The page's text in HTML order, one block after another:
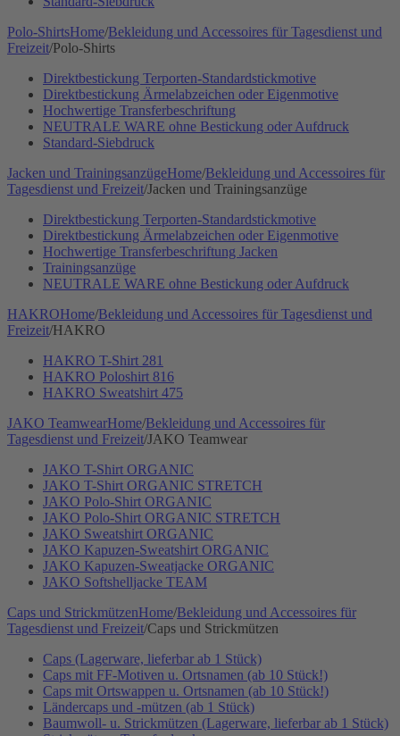
Polo-ShirtsHome/Bekleidung und Accessoires für Tagesdienst und
Freizeit/Polo-Shirts
Direktbestickung Terporten-Standardstickmotive
Direktbestickung Ärmelabzeichen oder Eigenmotive
Hochwertige Transferbeschriftung
NEUTRALE WARE ohne Bestickung oder Aufdruck
Standard-Siebdruck
Jacken und TrainingsanzügeHome/Bekleidung und Accessoires für
Tagesdienst und Freizeit/Jacken und Trainingsanzüge
Direktbestickung Terporten-Standardstickmotive
Direktbestickung Ärmelabzeichen oder Eigenmotive
Hochwertige Transferbeschriftung Jacken
Trainingsanzüge
NEUTRALE WARE ohne Bestickung oder Aufdruck
HAKROHome/Bekleidung und Accessoires für Tagesdienst und
Freizeit/HAKRO
HAKRO T-Shirt 281
HAKRO Poloshirt 816
HAKRO Sweatshirt 475
JAKO TeamwearHome/Bekleidung und Accessoires für
Tagesdienst und Freizeit/JAKO Teamwear
JAKO T-Shirt ORGANIC
JAKO T-Shirt ORGANIC STRETCH
JAKO Polo-Shirt ORGANIC
JAKO Polo-Shirt ORGANIC STRETCH
JAKO Sweatshirt ORGANIC
JAKO Kapuzen-Sweatshirt ORGANIC
JAKO Kapuzen-Sweatjacke ORGANIC
JAKO Softshelljacke TEAM
Caps und StrickmützenHome/Bekleidung und Accessoires für
Tagesdienst und Freizeit/Caps und Strickmützen
Caps (Lagerware, lieferbar ab 1 Stück)
Caps mit FF-Motiven u. Ortsnamen (ab 10 Stück!)
Caps mit Ortswappen u. Ortsnamen (ab 10 Stück!)
Ländercaps und -mützen (ab 1 Stück)
Baumwoll- u. Strickmützen (Lagerware, lieferbar ab 1 Stück)